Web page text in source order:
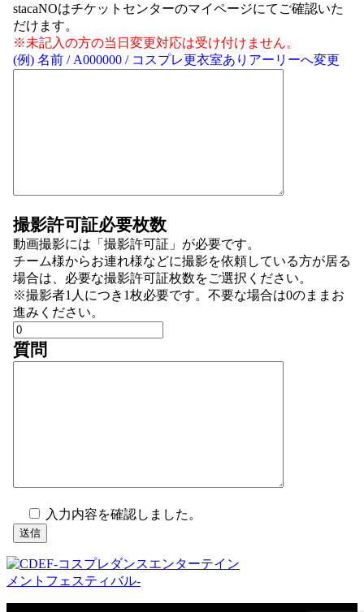
stacaNOはチケットセンターのマイページにてご確認いた
だけます。
※未記入の方の当日変更対応は受け付けません。
(例) 名前 / A000000 / コスプレ更衣室ありアーリーへ変更
撮影許可証必要枚数
動画撮影には「撮影許可証」が必要です。
チーム様からお連れ様などに撮影を依頼している方が居る
場合は、必要な撮影許可証枚数をご選択ください。
※撮影者1人につき1枚必要です。不要な場合は0のままお
進みください。
質問
入力内容を確認しました。